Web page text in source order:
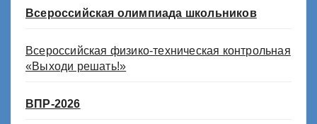
Всероссийская олимпиада школьников
Всероссийская физико-техническая контрольная
«Выходи решать!»
ВПР-2026